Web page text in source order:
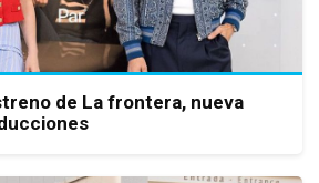
de La frontera, nueva